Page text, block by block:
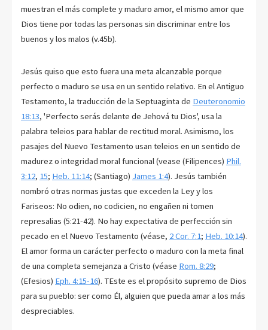
muestran el más complete y maduro amor, el mismo amor que
Dios tiene por todas las personas sin discriminar entre los
buenos y los malos (v.45b).
Jesús quiso que esto fuera una meta alcanzable porque
perfecto o maduro se usa en un sentido relativo. En el Antiguo
Testamento, la traducción de la Septuaginta de Deuteronomio
18:13, 'Perfecto serás delante de Jehová tu Dios', usa la
palabra teleios para hablar de rectitud moral. Asimismo, los
pasajes del Nuevo Testamento usan teleios en un sentido de
madurez o integridad moral funcional (vease (Filipences) Phil.
3:12, 15; Heb. 11:14; (Santiago) James 1:4). Jesús también
nombró otras normas justas que exceden la Ley y los
Fariseos: No odien, no codicien, no engañen ni tomen
represalias (5:21-42). No hay expectativa de perfección sin
pecado en el Nuevo Testamento (véase, 2 Cor. 7:1; Heb. 10:14).
El amor forma un carácter perfecto o maduro con la meta final
de una completa semejanza a Cristo (véase Rom. 8:29;
(Efesios) Eph. 4:15-16). TEste es el propósito supremo de Dios
para su pueblo: ser como Él, alguien que pueda amar a los más
despreciables.